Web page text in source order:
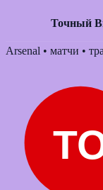
Точный
Skip
Arsenal • матчи •